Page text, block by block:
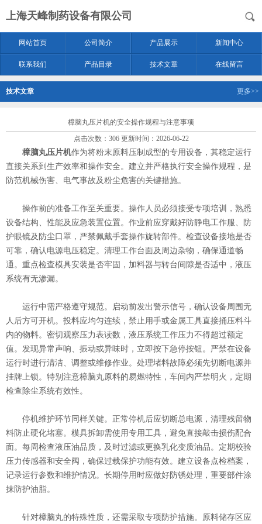
上海天峰制药设备有限公司
网站首页 公司简介 产品展示 新闻中心
联系我们 产品目录 技术文章 在线留言
技术文章 更多>>
樟脑丸压片机的安全操作规程与注意事项
点击次数：306 更新时间：2026-06-22
樟脑丸压片机作为将粉末原料压制成型的专用设备，其稳定运行
直接关系到生产效率和操作安全。建立并严格执行安全操作规程，是
防范机械伤害、电气事故及粉尘危害的关键措施。
操作前的准备工作至关重要。操作人员必须接受专项培训，熟悉
设备结构、性能及应急装置位置。作业前应穿戴好防静电工作服、防
护眼镜及防尘口罩，严禁佩戴手套操作旋转部件。检查设备接地是否
可靠，确认电源电压稳定。清理工作台面及周边杂物，确保通道畅
通。重点检查模具安装是否牢固，加料器与转台间隙是否适中，液压
系统有无渗漏。
运行中需严格遵守规范。启动前发出警示信号，确认设备周围无
人后方可开机。投料应均匀连续，禁止用手或金属工具直接捅压料斗
内的物料。密切观察压力表读数，液压系统工作压力不得超过额定
值。发现异常声响、振动或异味时，立即按下急停按钮。严禁在设备
运行时进行清洁、调整或维修作业。处理堵料故障必须先切断电源并
挂牌上锁。特别注意樟脑丸原料的易燃特性，车间内严禁明火，定期
检查除尘系统有效性。
停机维护环节同样关键。正常停机后应切断总电源，清理残留物
料防止硬化堵塞。模具拆卸需使用专用工具，避免直接敲击损伤配合
面。每周检查液压油品质，及时过滤或更换乳化变质油品。定期校验
压力传感器和安全阀，确保过载保护功能有效。建立设备点检档案，
记录运行参数和维护情况。长期停用时应做好防锈处理，重要部件涂
抹防护油脂。
针对樟脑丸的特殊性质，还需采取专项防护措施。原料储存区应